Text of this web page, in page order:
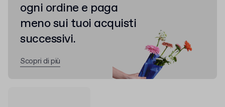
ogni ordine e paga
meno sui tuoi acquisti
successivi.
Scopri di più